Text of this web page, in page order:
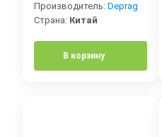
Производитель: Deprag
Страна: Китай
В корзину